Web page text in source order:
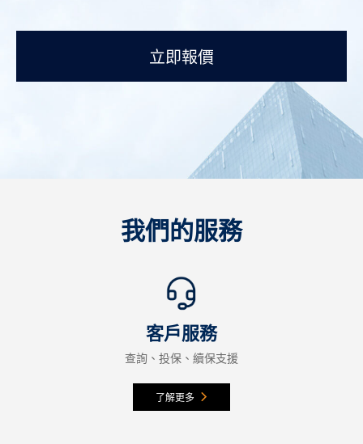
立即報價
我們的服務
客戶服務
查詢、投保、續保支援
了解更多